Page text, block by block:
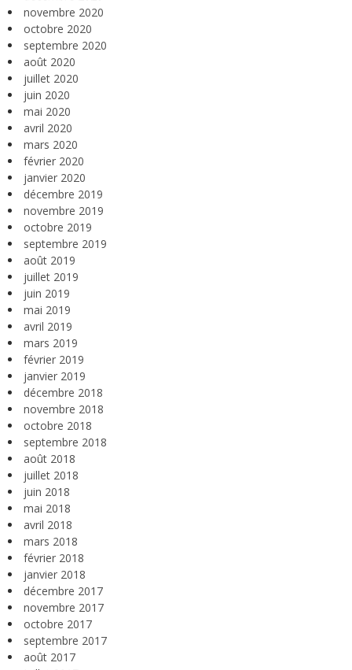
novembre 2020
octobre 2020
septembre 2020
août 2020
juillet 2020
juin 2020
mai 2020
avril 2020
mars 2020
février 2020
janvier 2020
décembre 2019
novembre 2019
octobre 2019
septembre 2019
août 2019
juillet 2019
juin 2019
mai 2019
avril 2019
mars 2019
février 2019
janvier 2019
décembre 2018
novembre 2018
octobre 2018
septembre 2018
août 2018
juillet 2018
juin 2018
mai 2018
avril 2018
mars 2018
février 2018
janvier 2018
décembre 2017
novembre 2017
octobre 2017
septembre 2017
août 2017